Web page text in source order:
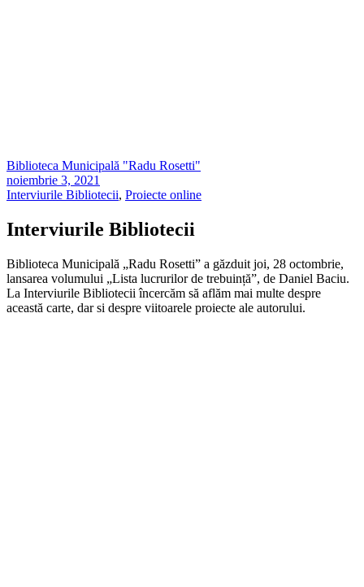
Biblioteca Municipală "Radu Rosetti"
noiembrie 3, 2021
Interviurile Bibliotecii, Proiecte online
Interviurile Bibliotecii
Biblioteca Municipală „Radu Rosetti” a găzduit joi, 28 octombrie,
lansarea volumului „Lista lucrurilor de trebuință”, de Daniel Baciu.
La Interviurile Bibliotecii încercăm să aflăm mai multe despre
această carte, dar si despre viitoarele proiecte ale autorului.